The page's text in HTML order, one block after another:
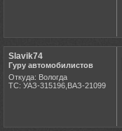
Slavik74
Гуру автомобилистов
Откуда: Вологда
ТС: УАЗ-315196,ВАЗ-21099